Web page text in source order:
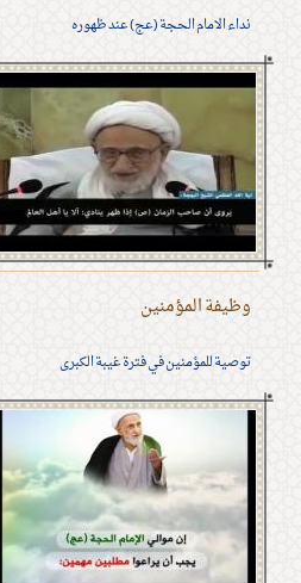
نداء الامام الحجة (عج) عند ظهوره
وظيفة المؤمنين
توصية للمؤمنين في فترة غيبة الكبرى